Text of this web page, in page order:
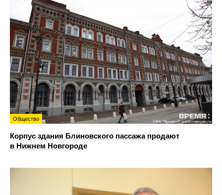
Общество
Корпус здания Блиновского пассажа продают
в Нижнем Новгороде